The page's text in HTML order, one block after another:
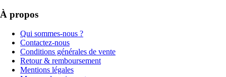
À propos
Qui sommes-nous ?
Contactez-nous
Conditions générales de vente
Retour & remboursement
Mentions légales